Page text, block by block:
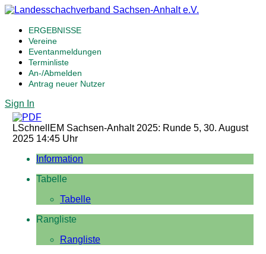
ERGEBNISSE
Vereine
Eventanmeldungen
Terminliste
An-/Abmelden
Antrag neuer Nutzer
Sign In
LSchnellEM Sachsen-Anhalt 2025: Runde 5, 30. August
2025 14:45 Uhr
Information
Tabelle
Tabelle
Rangliste
Rangliste